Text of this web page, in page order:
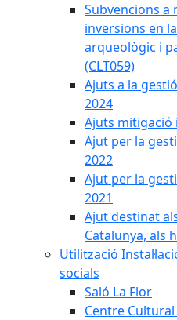
Subvencions a
inversions en
arqueològic i
(CLT059)
Ajuts a la
2024
Ajuts mitigació
Ajut per la
2022
Ajut per la
2021
Ajut destinat
Catalunya, als
Utilització
socials
Saló La Flor
Centre Cultural